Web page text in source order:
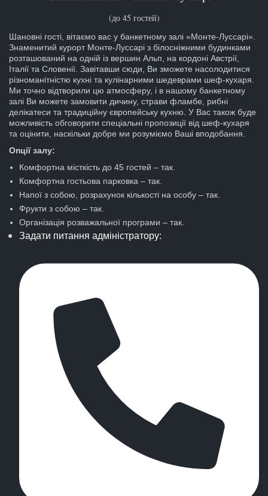
(до 45 гостей)
Шановні гості, вітаємо вас у банкетному залі «Монте-Луссарі».
Знаменитий курорт Монте-Луссарі з білосніжними будинками
розташований на одній із вершин Альп, на кордоні Австрії,
Італії та Словенії. Завітавши сюди, Ви зможете насолодитися
різноманітністю кухні та кулінарними шедеврами шеф-кухаря.
Ми точно відтворили цю атмосферу, і в нашому банкетному
залі Ви можете замовити дичину, страви фламбе, рибні
делікатеси та традиційну європейську кухню. У Вас також буде
можливість обговорити спеціальні пропозиції від шеф-кухаря
та оцінити, наскільки добре ми розуміємо Ваші вподобання.
Опції залу:
Комфортна місткість до 45 гостей – так.
Комфортна гостьова парковка – так.
Напої з собою, розрахунок кількості на особу – так.
Фрукти з собою – так.
Організація розважальної програми – так.
Задати питання адміністратору: